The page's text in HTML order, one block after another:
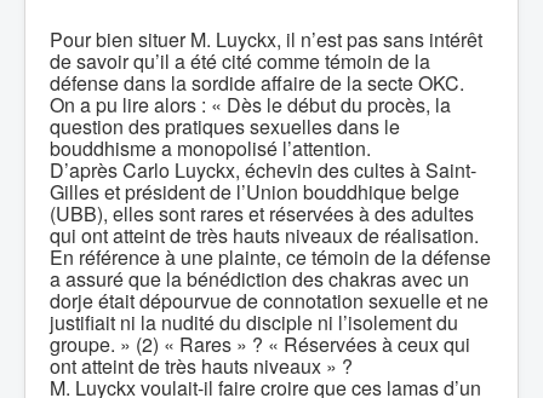
Pour bien situer M. Luyckx, il n’est pas sans intérêt
de savoir qu’il a été cité comme témoin de la
défense dans la sordide affaire de la secte OKC.
On a pu lire alors : « Dès le début du procès, la
question des pratiques sexuelles dans le
bouddhisme a monopolisé l’attention.
D’après Carlo Luyckx, échevin des cultes à Saint-
Gilles et président de l’Union bouddhique belge
(UBB), elles sont rares et réservées à des adultes
qui ont atteint de très hauts niveaux de réalisation.
En référence à une plainte, ce témoin de la défense
a assuré que la bénédiction des chakras avec un
dorje était dépourvue de connotation sexuelle et ne
justifiait ni la nudité du disciple ni l’isolement du
groupe. » (2) « Rares » ? « Réservées à ceux qui
ont atteint de très hauts niveaux » ?
M. Luyckx voulait-il faire croire que ces lamas d’un